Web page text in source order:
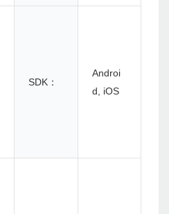
SDK：
Androi
d, iOS